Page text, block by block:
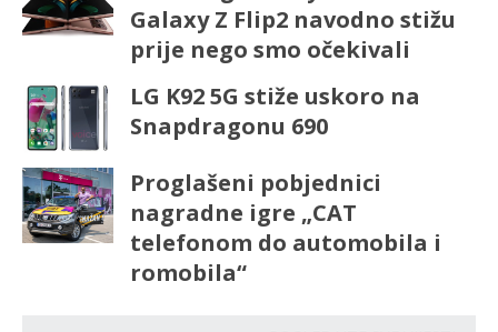
Galaxy Z Flip2 navodno stižu
prije nego smo očekivali
LG K92 5G stiže uskoro na
Snapdragonu 690
Proglašeni pobjednici
nagradne igre „CAT
telefonom do automobila i
romobila“